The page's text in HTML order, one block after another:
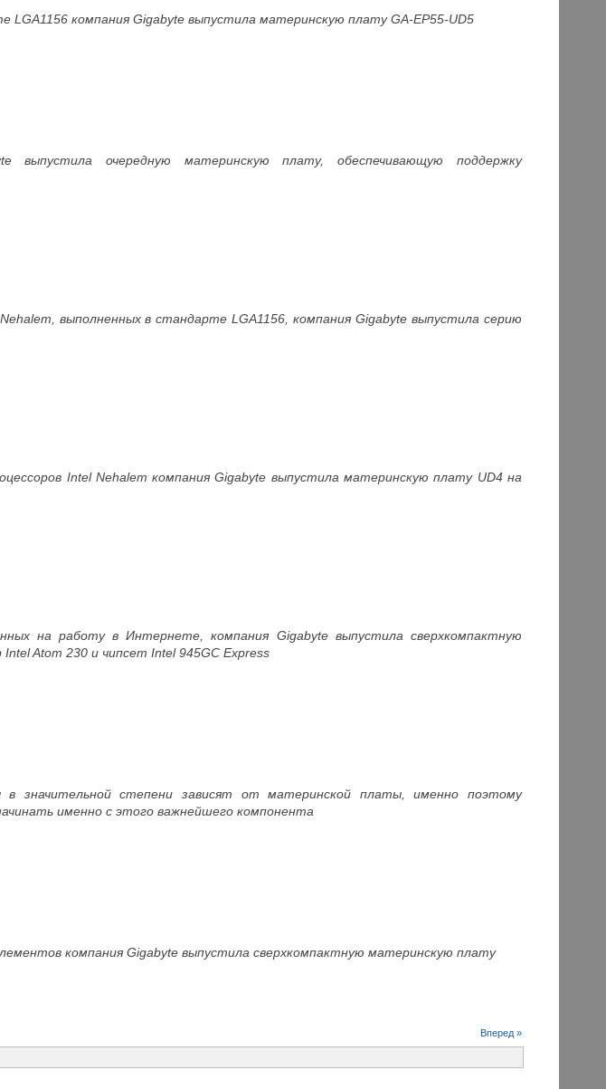
LGA1156 компания Gigabyte выпустила материнскую плату GA-EP55-UD5
выпустила очередную материнскую плату, обеспечивающую поддержку
выполненных в стандарте LGA1156, компания Gigabyte выпустила серию
Intel Nehalem компания Gigabyte выпустила материнскую плату UD4 на
на работу в Интернете, компания Gigabyte выпустила сверхкомпактную
Atom 230 и чипсет Intel 945GС Express
в значительной степени зависят от материнской платы, именно поэтому
именно с этого важнейшего компонента
компания Gigabyte выпустила сверхкомпактную материнскую плату
Вперед »